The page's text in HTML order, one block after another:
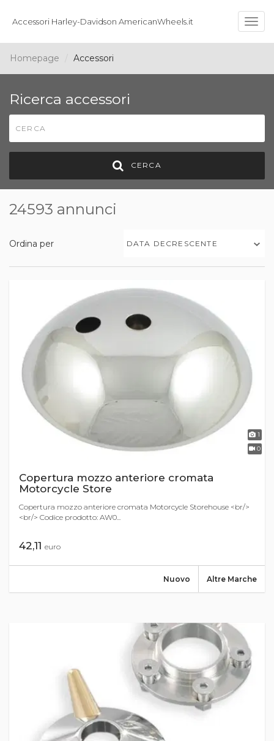
Accessori Harley-Davidson AmericanWheels.it
Homepage Accessori
Ricerca accessori
CERCA
24593 annunci
Ordina per DATA DECRESCENTE
1
0
Copertura mozzo anteriore cromata
Motorcycle Store
Copertura mozzo anteriore cromata Motorcycle Storehouse <br/>
<br/> Codice prodotto: AW0...
42,11 euro
Altre Marche
Nuovo